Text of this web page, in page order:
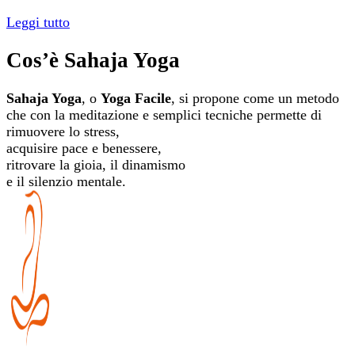
Leggi tutto
Cos’è Sahaja Yoga
Sahaja Yoga, o Yoga Facile, si propone come un metodo
che con la meditazione e semplici tecniche permette di
rimuovere lo stress,
acquisire pace e benessere,
ritrovare la gioia, il dinamismo
e il silenzio mentale.